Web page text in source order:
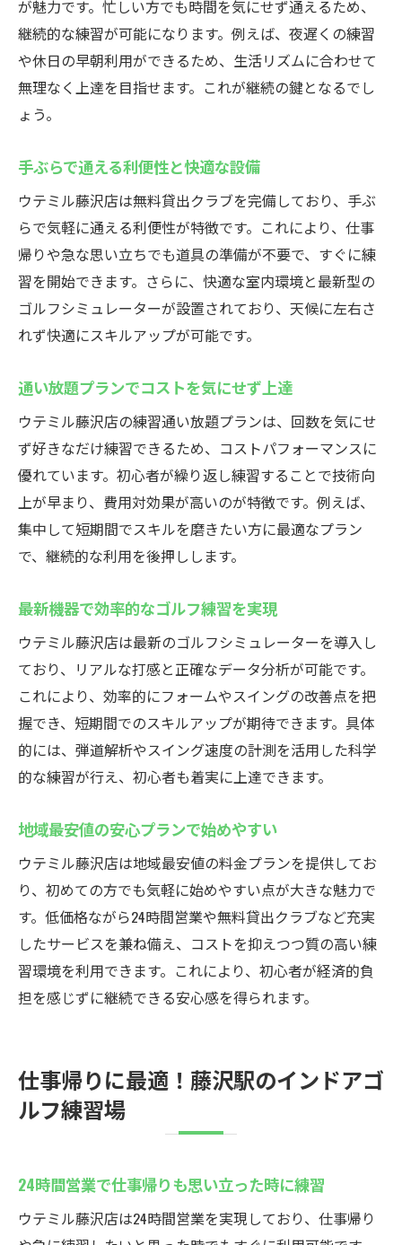
が魅力です。忙しい方でも時間を気にせず通えるため、
継続的な練習が可能になります。例えば、夜遅くの練習
や休日の早朝利用ができるため、生活リズムに合わせて
無理なく上達を目指せます。これが継続の鍵となるでし
ょう。
手ぶらで通える利便性と快適な設備
ウテミル藤沢店は無料貸出クラブを完備しており、手ぶ
らで気軽に通える利便性が特徴です。これにより、仕事
帰りや急な思い立ちでも道具の準備が不要で、すぐに練
習を開始できます。さらに、快適な室内環境と最新型の
ゴルフシミュレーターが設置されており、天候に左右さ
れず快適にスキルアップが可能です。
通い放題プランでコストを気にせず上達
ウテミル藤沢店の練習通い放題プランは、回数を気にせ
ず好きなだけ練習できるため、コストパフォーマンスに
優れています。初心者が繰り返し練習することで技術向
上が早まり、費用対効果が高いのが特徴です。例えば、
集中して短期間でスキルを磨きたい方に最適なプラン
で、継続的な利用を後押しします。
最新機器で効率的なゴルフ練習を実現
ウテミル藤沢店は最新のゴルフシミュレーターを導入し
ており、リアルな打感と正確なデータ分析が可能です。
これにより、効率的にフォームやスイングの改善点を把
握でき、短期間でのスキルアップが期待できます。具体
的には、弾道解析やスイング速度の計測を活用した科学
的な練習が行え、初心者も着実に上達できます。
地域最安値の安心プランで始めやすい
ウテミル藤沢店は地域最安値の料金プランを提供してお
り、初めての方でも気軽に始めやすい点が大きな魅力で
す。低価格ながら24時間営業や無料貸出クラブなど充実
したサービスを兼ね備え、コストを抑えつつ質の高い練
習環境を利用できます。これにより、初心者が経済的負
担を感じずに継続できる安心感を得られます。
仕事帰りに最適！藤沢駅のインドアゴ
ルフ練習場
24時間営業で仕事帰りも思い立った時に練習
ウテミル藤沢店は24時間営業を実現しており、仕事帰り